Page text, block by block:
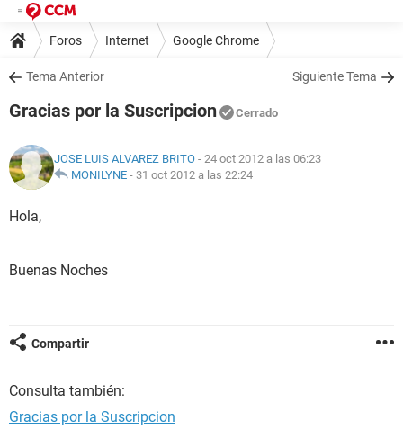
Foros Internet Google Chrome
Tema Anterior Siguiente Tema
Gracias por la Suscripcion Cerrado
JOSE LUIS ALVAREZ BRITO - 24 oct 2012 a las 06:23
MONILYNE - 31 oct 2012 a las 22:24
Hola,
Buenas Noches
Compartir
Consulta también:
Gracias por la Suscripcion